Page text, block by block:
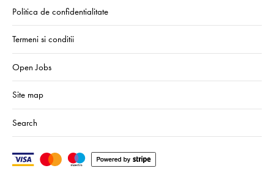
Politica de confidentialitate
Termeni si conditii
Open Jobs
Site map
Search